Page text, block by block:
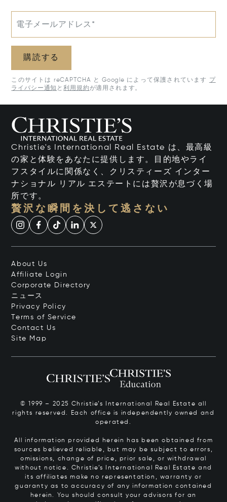
電子メールアドレス*
購読する
このサイトは reCAPTCHA と Google によって保護されています
プ
ライバシー通知 と利用規約 が適用されます。
Christie's International Real Estate は、最高級
の家と体験をあなたに提供します。目的地やライ
フスタイルに関係なく、クリスティーズ インター
ナショナル リアル エステートには贅沢が息づく場
所です。
贅沢な瞬間を決して逃さない
About Us
Affiliate Login
Corporate Directory
ニュース
Privacy Policy
Terms of Service
Contact Us
Site Map
© 1999 – 2025 Christie’s International Real Estate all
rights reserved. Each office is independently owned and
operated.
All information provided herein has been obtained from
sources believed reliable, but may be subject to errors,
omissions, change of price, prior sale, or withdrawal
without notice. Christie’s International Real Estate and
its affiliates make no representation, warranty or
guaranty as to accuracy of any information contained
herein. You should consult your advisors for an